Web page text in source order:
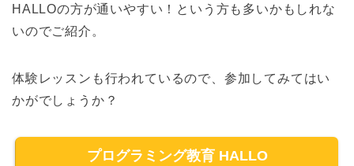
HALLOの方が通いやすい！という方も多いかもしれな
いのでご紹介。
体験レッスンも行われているので、参加してみてはい
かがでしょうか？
プログラミング教育 HALLO